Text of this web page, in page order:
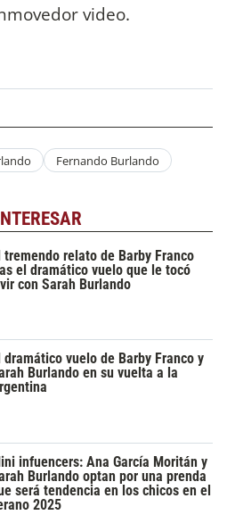
video.
Fernando Burlando
tremendo relato de Barby Franco
el dramático vuelo que le tocó
con Sarah Burlando
dramático vuelo de Barby Franco y
Burlando en su vuelta a la
infuencers: Ana García Moritán y
Burlando optan por una prenda
será tendencia en los chicos en el
2025